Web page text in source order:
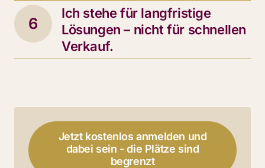
6
Ich stehe für langfristige
Lösungen – nicht für schnellen
Verkauf.
Jetzt kostenlos anmelden und
dabei sein - die Plätze sind
begrenzt